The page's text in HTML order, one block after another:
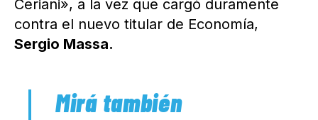
Ceriani», a la vez que cargó duramente
contra el nuevo titular de Economía,
Sergio Massa.